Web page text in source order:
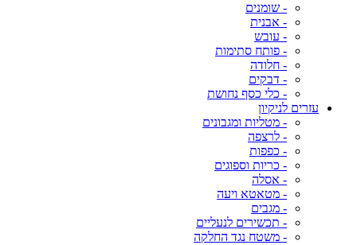
- שומנים
- אבנית
- עובש
- פותח סתימות
- חלודה
- דבקים
- כלי כסף נחושת
עזרים לניקיון
- מטליות ומגבונים
- לרצפה
- כפפות
- כריות וספוגים
- אסלה
- מטאטא ויעה
- מגבים
- תכשירים לנעליים
- משטח נגד החלקה